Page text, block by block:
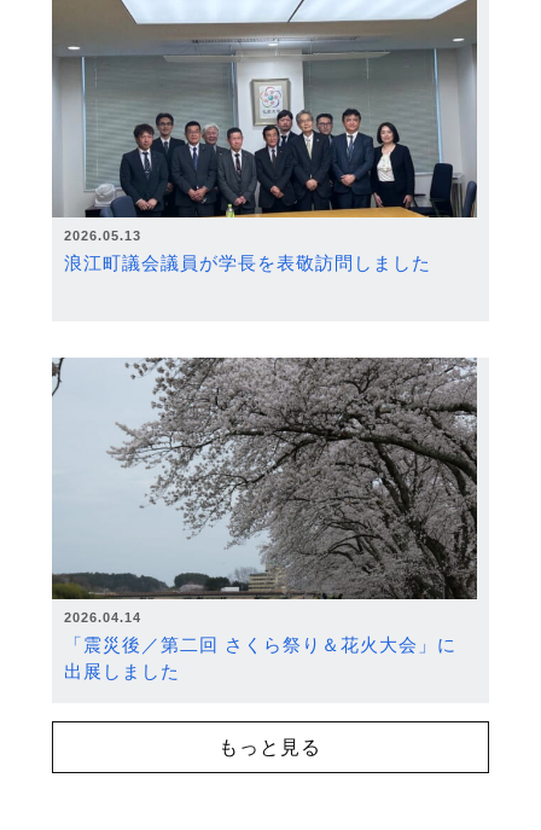
2026.05.13
浪江町議会議員が学長を表敬訪問しました
2026.04.14
「震災後／第二回 さくら祭り＆花火大会」に
出展しました
もっと見る